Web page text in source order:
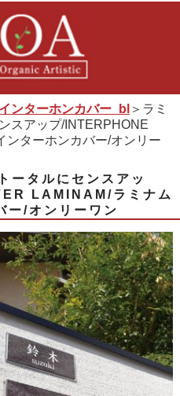
インターホンカバー_bl ＞ラミ
スアップ/INTERPHONE
ンターホンカバー/オンリー
ータルにセンスアッ
LAMINAM/ラミナム
ー/オンリーワン